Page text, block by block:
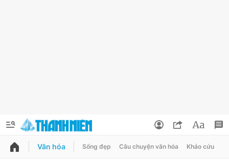
QUẢNG CÁO
Văn hóa Sống đẹp Câu chuyện văn hóa Khảo cứu